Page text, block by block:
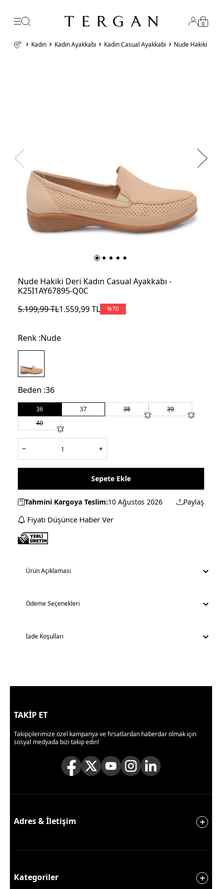
0
Kadın Kadın Ayakkabı Kadın Casual Ayakkabı Nude Hakiki Deri
Nude Hakiki Deri Kadın Casual Ayakkabı -
K25I1AY67895-Q0C
5.199,99TL1.559,99TL %70
Renk :Nude
Beden :36
36 37 38
39
40
Sepete Ekle
Tahmini Kargoya Teslim:10 Ağustos 2026 Paylaş
Fiyatı Düşünce Haber Ver
Ürün Açıklaması
Ödeme Seçenekleri
İade Koşulları
TAKİP ET
Takipçilerimize özel kampanya ve fırsatlardan haberdar olmak için
sosyal medyada bizi takip edin!
Adres & İletişim
Kategoriler